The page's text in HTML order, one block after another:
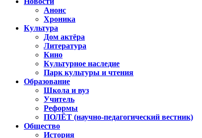
Анонс
Хроника
Культура
Дом актёра
Литература
Кино
Культурное наследие
Парк культуры и чтения
Образование
Школа и вуз
Учитель
Реформы
ПОЛЁТ (научно-педагогический вестник)
Общество
История